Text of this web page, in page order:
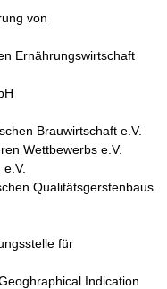
von
Ernährungswirtschaft
Brauwirtschaft e.V.
Wettbewerbs e.V.
Qualitätsgerstenbaus
für
Indication